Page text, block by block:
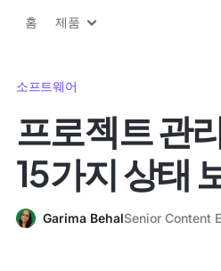
블로그
홈 제품
소프트웨어
프로젝트 관
15가지 상태
Garima BehalSenior Content